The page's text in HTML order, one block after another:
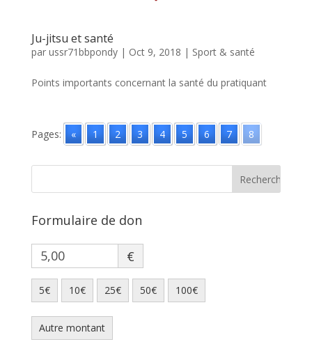
Ju-jitsu et santé
par ussr71bbpondy| Oct 9, 2018 | Sport & santé
Points importants concernant la santé du pratiquant
Pages: « 1 2 3 4 5 6 7 8
Formulaire de don
€
5€ 10€ 25€ 50€ 100€
Autre montant